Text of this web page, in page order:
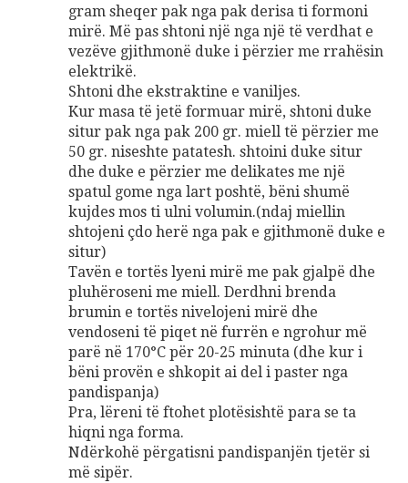
gram sheqer pak nga pak derisa ti formoni
mirë. Më pas shtoni një nga një të verdhat e
vezëve gjithmonë duke i përzier me rrahësin
elektrikë.
Shtoni dhe ekstraktine e vaniljes.
Kur masa të jetë formuar mirë, shtoni duke
situr pak nga pak 200 gr. miell të përzier me
50 gr. niseshte patatesh. shtoini duke situr
dhe duke e përzier me delikates me një
spatul gome nga lart poshtë, bëni shumë
kujdes mos ti ulni volumin.(ndaj miellin
shtojeni çdo herë nga pak e gjithmonë duke e
situr)
Tavën e tortës lyeni mirë me pak gjalpë dhe
pluhëroseni me miell. Derdhni brenda
brumin e tortës nivelojeni mirë dhe
vendoseni të piqet në furrën e ngrohur më
parë në 170°C për 20-25 minuta (dhe kur i
bëni provën e shkopit ai del i paster nga
pandispanja)
Pra, lëreni të ftohet plotësishtë para se ta
hiqni nga forma.
Ndërkohë përgatisni pandispanjën tjetër si
më sipër.